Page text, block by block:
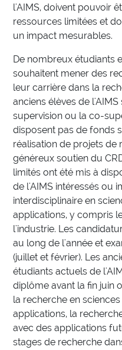
l'AIMS, doivent pouvoir
ressources limitées et
un impact mesurables.
De nombreux étudiants
souhaitent mener des
leur carrière dans la
anciens élèves de
supervision ou la co-
disposent pas de fonds
réalisation de projets de
généreux soutien du
limités ont été mis à
de l'AIMS intéressés ou
interdisciplinaire en
applications, y compris
l'industrie. Les
au long de l'année et
(juillet et février). Les
étudiants actuels de
diplôme avant la fin juin
la recherche en
applications, la
avec des applications
stages de recherche